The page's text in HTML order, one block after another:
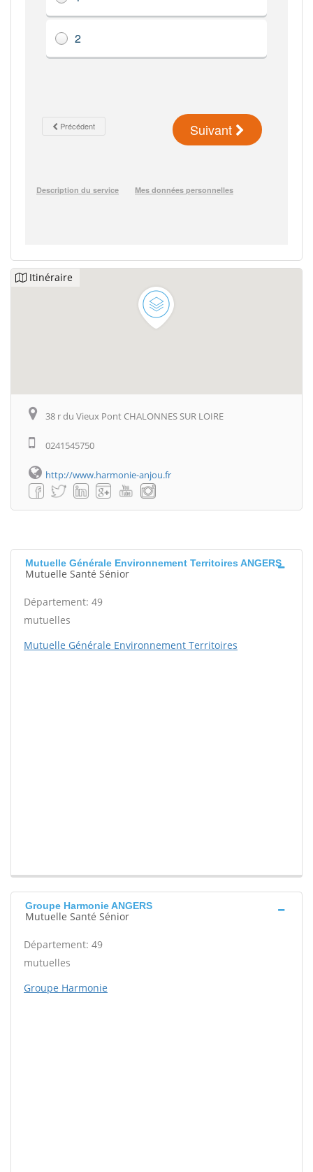
Itinéraire
38 r du Vieux Pont CHALONNES SUR LOIRE
0241545750
http://www.harmonie-anjou.fr
Mutuelle Générale Environnement Territoires ANGERS
Mutuelle Santé Sénior
Département: 49
mutuelles
Mutuelle Générale Environnement Territoires
Groupe Harmonie ANGERS
Mutuelle Santé Sénior
Département: 49
mutuelles
Groupe Harmonie